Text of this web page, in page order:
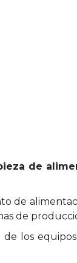
de
de
de
los